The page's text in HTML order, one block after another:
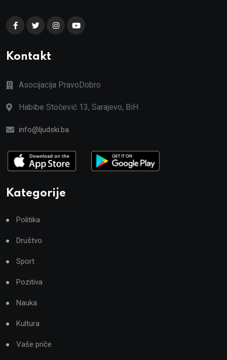
Kontakt
Asocijacija PravoDobro
Habibe Stočević 13, Sarajevo, BiH
info@ljudski.ba
Kategorije
Politika
Društvo
Sport
Pozitiva
Nauka
Kultura
Vaše priče